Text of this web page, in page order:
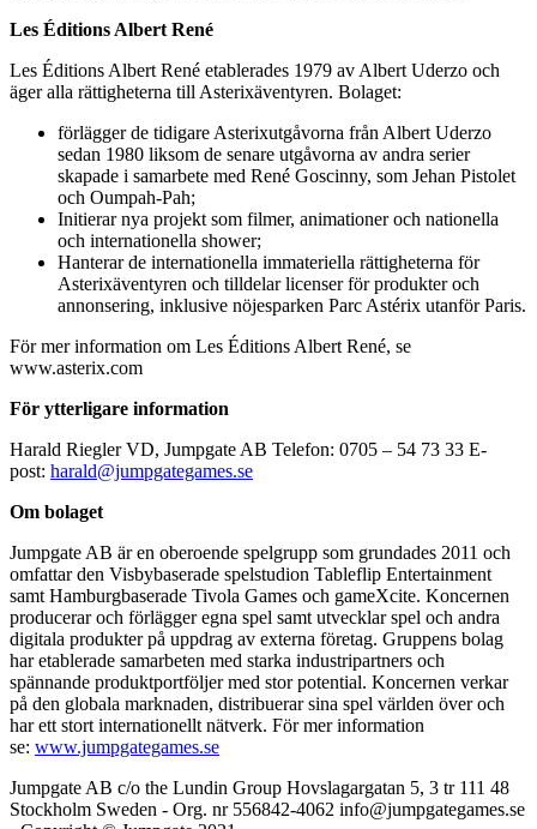
Les Éditions Albert René
Les Éditions Albert René etablerades 1979 av Albert Uderzo och
äger alla rättigheterna till Asterixäventyren. Bolaget:
förlägger de tidigare Asterixutgåvorna från Albert Uderzo
sedan 1980 liksom de senare utgåvorna av andra serier
skapade i samarbete med René Goscinny, som Jehan Pistolet
och Oumpah-Pah;
Initierar nya projekt som filmer, animationer och nationella
och internationella shower;
Hanterar de internationella immateriella rättigheterna för
Asterixäventyren och tilldelar licenser för produkter och
annonsering, inklusive nöjesparken Parc Astérix utanför Paris.
För mer information om Les Éditions Albert René, se
www.asterix.com
För ytterligare information
Harald Riegler VD, Jumpgate AB Telefon: 0705 – 54 73 33 E-
post: harald@jumpgategames.se
Om bolaget
Jumpgate AB är en oberoende spelgrupp som grundades 2011 och
omfattar den Visbybaserade spelstudion Tableflip Entertainment
samt Hamburgbaserade Tivola Games och gameXcite. Koncernen
producerar och förlägger egna spel samt utvecklar spel och andra
digitala produkter på uppdrag av externa företag. Gruppens bolag
har etablerade samarbeten med starka industripartners och
spännande produktportföljer med stor potential. Koncernen verkar
på den globala marknaden, distribuerar sina spel världen över och
har ett stort internationellt nätverk. För mer information
se: www.jumpgategames.se
Jumpgate AB c/o the Lundin Group Hovslagargatan 5, 3 tr 111 48
Stockholm Sweden - Org. nr 556842-4062 info@jumpgategames.se